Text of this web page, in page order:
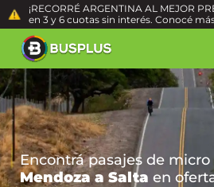
¡RECORRÉ ARGENTINA AL MEJOR
en 3 y 6 cuotas sin interés. Conocé
Encontrá pasajes de micro
Mendoza a Salta en